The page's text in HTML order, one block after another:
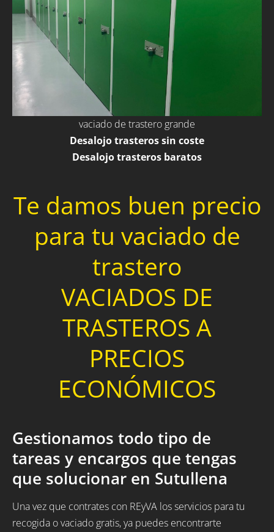
vaciado de trastero grande
Desalojo trasteros sin coste
Desalojo trasteros baratos
Te damos buen precio
para tu vaciado de
trastero
VACIADOS DE
TRASTEROS A
PRECIOS
ECONÓMICOS
Gestionamos todo tipo de
tareas y encargos que tengas
que solucionar en Sutullena
Una vez que contrates con REyVA los servicios para tu
recogida o vaciado gratis, ya puedes encontrarte